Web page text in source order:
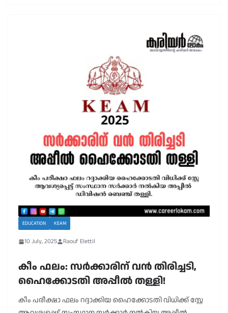
EDUCATION KEAM
10 July, 2025 Raouf Elettil
കീം ഫലം: സർക്കാരിന് വൻ തിരിച്ചടി,
ഹൈക്കോടതി അപ്പീൽ തള്ളി!
കീം പരീക്ഷാ ഫലം റദ്ദാക്കിയ ഹൈക്കോടതി വിധിക്ക് സ്റ്റേ